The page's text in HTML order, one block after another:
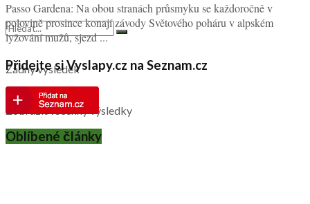
Žádný výsledek
Zobrazit všechny výsledky
Passo Gardena: Na obou stranách průsmyku se každoročně v
polovině prosince konají závody Světového poháru v alpském
lyžování mužů, sjezd ...
Přidejte si Vyslapy.cz na Seznam.cz
Oblíbené články